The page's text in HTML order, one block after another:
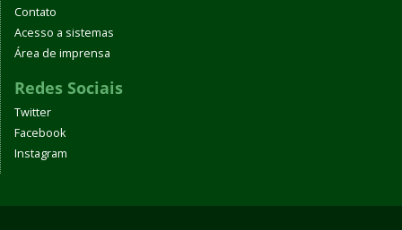
Contato
Acesso a sistemas
Área de imprensa
Redes Sociais
Twitter
Facebook
Instagram